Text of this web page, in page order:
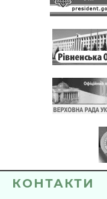
КОНТАКТИ